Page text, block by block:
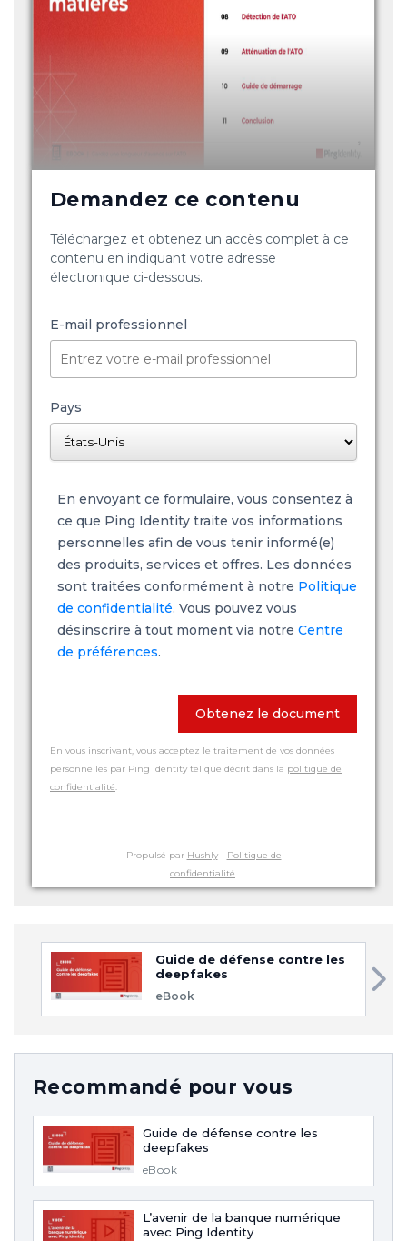
Demandez ce contenu
Téléchargez et obtenez un accès complet à ce
contenu en indiquant votre adresse
électronique ci-dessous.
E-mail professionnel
Pays
En envoyant ce formulaire, vous consentez à
ce que Ping Identity traite vos informations
personnelles afin de vous tenir informé(e)
des produits, services et offres. Les données
sont traitées conformément à notre Politique
de confidentialité. Vous pouvez vous
désinscrire à tout moment via notre Centre
de préférences.
Obtenez le document
En vous inscrivant, vous acceptez le traitement de vos données
personnelles par Ping Identity tel que décrit dans la politique de
confidentialité.
Propulsé par Hushly- Politique de
confidentialité.
Guide de défense contre les
deepfakes
eBook
Recommandé pour vous
Guide de défense contre les
deepfakes
eBook
L’avenir de la banque numérique
avec Ping Identity